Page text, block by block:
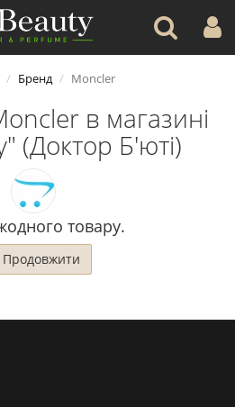
Бренд Moncler
в магазині
(Доктор Б'юті)
товару.
Продовжити